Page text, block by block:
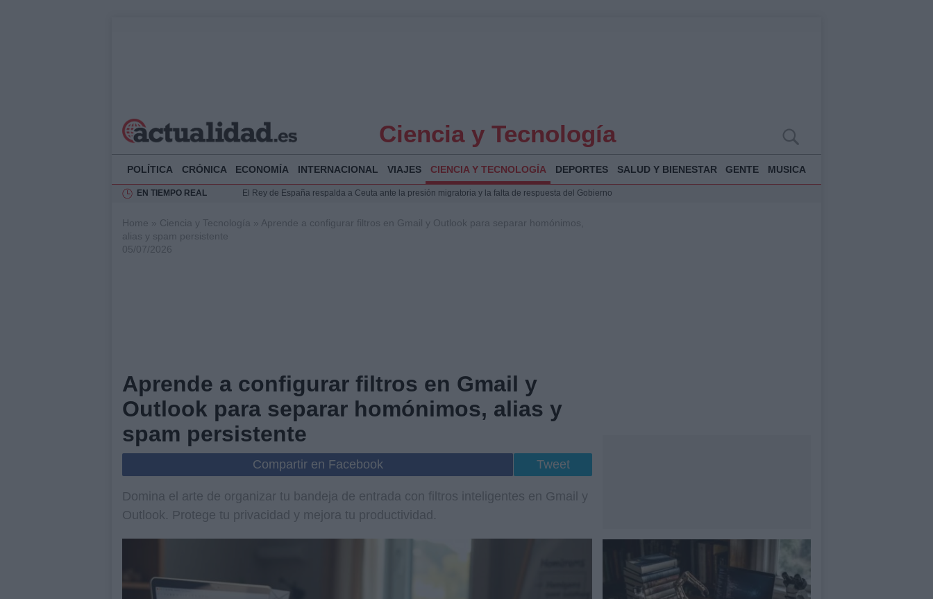
Ciencia y Tecnología
POLÍTICA CRÓNICA ECONOMÍA INTERNACIONAL VIAJES CIENCIA Y TECNOLOGÍA DEPORTES SALUD Y BIENESTAR GENTE MUSICA
EN TIEMPO REAL
El Rey de España respalda a Ceuta ante la presión migratoria y la falta de respuesta del Gobierno
Análisis de la respuesta del Gobierno ante la crisis migratoria en Ceuta
Home » Ciencia y Tecnología » Aprende a configurar filtros en Gmail y Outlook para separar homónimos,
alias y spam persistente
05/07/2026
Aprende a configurar filtros en Gmail y
Outlook para separar homónimos, alias y
spam persistente
Compartir en Facebook Tweet
Domina el arte de organizar tu bandeja de entrada con filtros inteligentes en Gmail y
Outlook. Protege tu privacidad y mejora tu productividad.